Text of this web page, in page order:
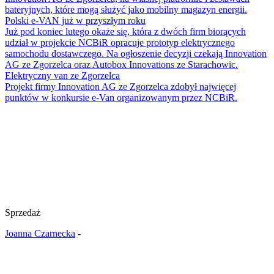
bateryjnych, które mogą służyć jako mobilny magazyn energii.
Polski e-VAN już w przyszłym roku
Już pod koniec lutego okaże się, która z dwóch firm biorących
udział w projekcie NCBiR opracuje prototyp elektrycznego
samochodu dostawczego. Na ogłoszenie decyzji czekają Innovation
AG ze Zgorzelca oraz Autobox Innovations ze Starachowic.
Elektryczny van ze Zgorzelca
Projekt firmy Innovation AG ze Zgorzelca zdobył najwięcej
punktów w konkursie e-Van organizowanym przez NCBiR.
Sprzedaż
Joanna Czarnecka -